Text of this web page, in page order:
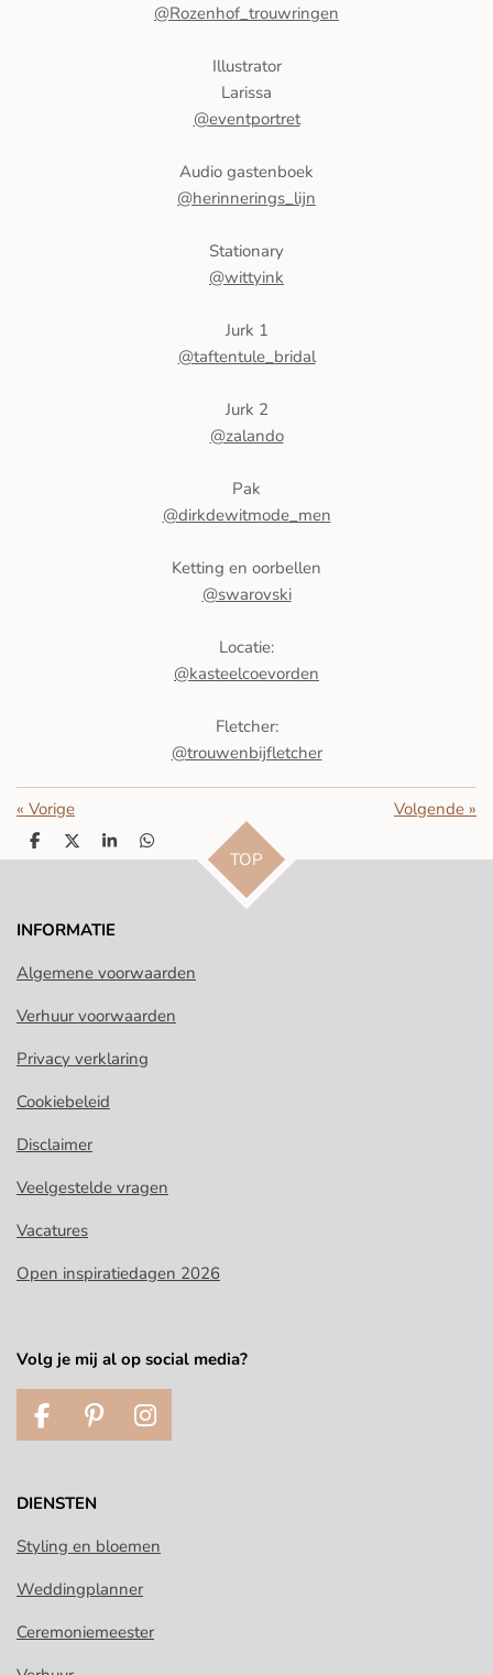
@Rozenhof_trouwringen
Illustrator
Larissa
@eventportret
Audio gastenboek
@herinnerings_lijn
Stationary
@wittyink
Jurk 1
@taftentule_bridal
Jurk 2
@zalando
Pak
@dirkdewitmode_men
Ketting en oorbellen
@swarovski
Locatie:
@kasteelcoevorden
Fletcher:
@trouwenbijfletcher
« Vorige Volgende »
D
e
D
e
S
h
D
e
TOP
INFORMATIE
Algemene voorwaarden
Verhuur voorwaarden
Privacy verklaring
Cookiebeleid
Disclaimer
Veelgestelde vragen
Vacatures
Open inspiratiedagen 2026
Volg je mij al op social media?
F
a
e
o
k
P
i
t
r
s
I
n
g
DIENSTEN
Styling en bloemen
Weddingplanner
Ceremoniemeester